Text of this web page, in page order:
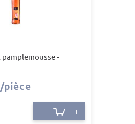
-
/pièce
- +